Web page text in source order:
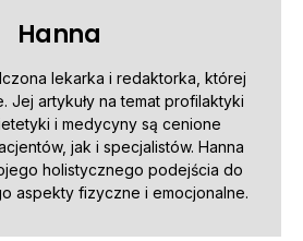
Hanna
lekarka i redaktorka, której
Jej artykuły na temat profilaktyki
i medycyny są cenione
jak i specjalistów. Hanna
holistycznego podejścia do
aspekty fizyczne i emocjonalne.